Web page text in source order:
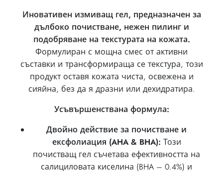
Иновативен измиващ гел, предназначен за
дълбоко почистване, нежен пилинг и
подобряване на текстурата на кожата.
Формулиран с мощна смес от активни
съставки и трансформираща се текстура, този
продукт оставя кожата чиста, освежена и
сияйна, без да я дразни или дехидратира.
Усъвършенствана формула:
Двойно действие за почистване и
ексфолиация (AHA & BHA): Този
почистващ гел съчетава ефективността на
салициловата киселина (BHA – 0.4%) и